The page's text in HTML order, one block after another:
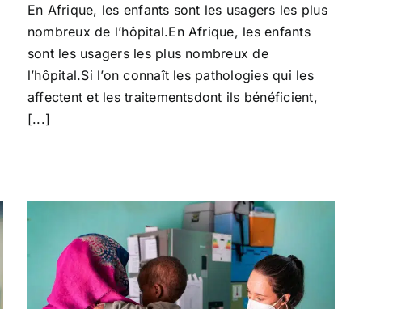
et
soins
en
pédiatrie
en
Afrique
de
En Afrique, les enfants sont les usagers les plus
nombreux de l’hôpital.En Afrique, les enfants
sont les usagers les plus nombreux de
l’hôpital.Si l’on connaît les pathologies qui les
affectent et les traitementsdont ils bénéficient,
[...]